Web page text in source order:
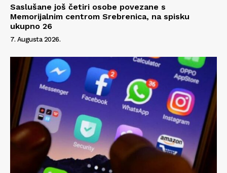
Saslušane još četiri osobe povezane s
Memorijalnim centrom Srebrenica, na spisku
ukupno 26
7. Augusta 2026.